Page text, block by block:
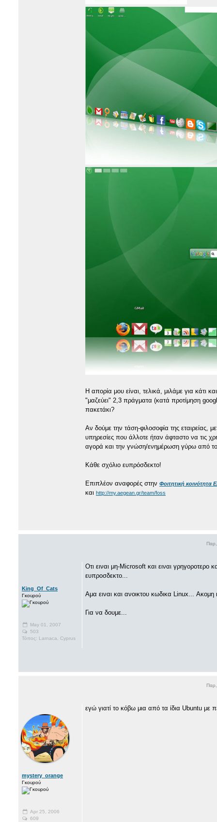
Η απορία μου είναι, τελικά, μιλάμε για κάτι
"μαζεύει" 2,3 πράγματα (κατά προτίμηση
πακετάκι?
Αν δούμε την τάση-φιλοσοφία της εταιρείας,
υπηρεσίες που άλλοτε ήταν άφταστο να τις
αγορά και την γνώση/ενημέρωση γύρω από
Κάθε σχόλιο ευπρόσδεκτο!
Επιπλέον αναφορές στην Φοιτητική κοινότητα
και http://my.aegean.gr/team/foss
King_Of_Cats
Γκουρού
May 01, 2007
503
Τόπος: Larnaca, Cyprus
Οτι ειναι μη-Microsoft και ειναι γρηγοροτερο
ευπροσδεκτο...
Αμα ειναι και ανοικτου κωδικα Linux...
Για να δουμε...
mystery_orange
Γκουρού
Apr 25, 2006
609
εγώ γιατί το κόβω μια από τα ίδια Ubuntu με